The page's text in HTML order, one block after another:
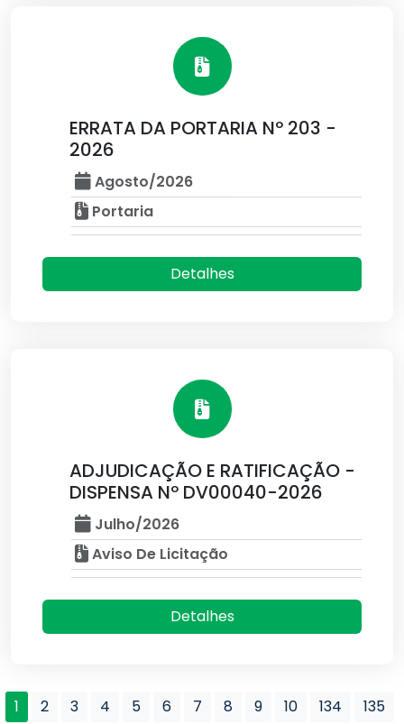
ERRATA DA PORTARIA Nº 203 -
2026
Agosto/2026
Portaria
Detalhes
ADJUDICAÇÃO E RATIFICAÇÃO -
DISPENSA Nº DV00040-2026
Julho/2026
Aviso De Licitação
Detalhes
1 2 3 4 5 6 7 8 9 10 134 135